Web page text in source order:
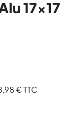
17x17
€ TTC